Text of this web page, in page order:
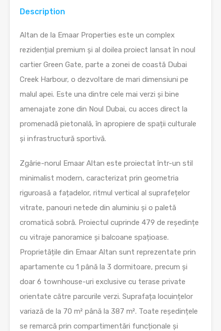
Description
Altan de la Emaar Properties este un complex
rezidențial premium și al doilea proiect lansat în noul
cartier Green Gate, parte a zonei de coastă Dubai
Creek Harbour, o dezvoltare de mari dimensiuni pe
malul apei. Este una dintre cele mai verzi și bine
amenajate zone din Noul Dubai, cu acces direct la
promenadă pietonală, în apropiere de spații culturale
și infrastructură sportivă.
Zgârie-norul Emaar Altan este proiectat într-un stil
minimalist modern, caracterizat prin geometria
riguroasă a fațadelor, ritmul vertical al suprafețelor
vitrate, panouri netede din aluminiu și o paletă
cromatică sobră. Proiectul cuprinde 479 de reședințe
cu vitraje panoramice și balcoane spațioase.
Proprietățile din Emaar Altan sunt reprezentate prin
apartamente cu 1 până la 3 dormitoare, precum și
doar 6 townhouse-uri exclusive cu terase private
orientate către parcurile verzi. Suprafața locuințelor
variază de la 70 m² până la 387 m². Toate reședințele
se remarcă prin compartimentări funcționale și